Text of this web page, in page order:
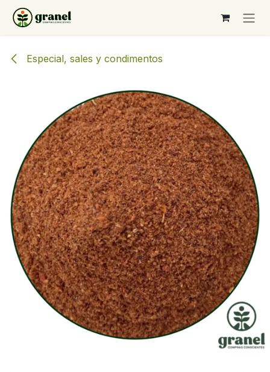
Ir al contenido
Especial, sales y condimentos